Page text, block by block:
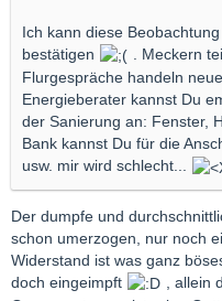
Ich kann diese
bestätigen
. Meckern
Flurgespräche handeln
Energieberater kannst Du
der Sanierung an: Fenster,
Bank kannst Du für die
usw. mir wird schlecht...
Der dumpfe und
schon umerzogen, nur noch
Widerstand ist was ganz
doch eingeimpft
, allein